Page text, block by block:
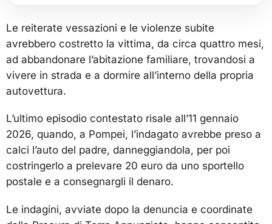
Le reiterate vessazioni e le violenze subite
avrebbero costretto la vittima, da circa quattro mesi,
ad abbandonare l’abitazione familiare, trovandosi a
vivere in strada e a dormire all’interno della propria
autovettura.
L’ultimo episodio contestato risale all’11 gennaio
2026, quando, a Pompei, l’indagato avrebbe preso a
calci l’auto del padre, danneggiandola, per poi
costringerlo a prelevare 20 euro da uno sportello
postale e a consegnargli il denaro.
Le indagini, avviate dopo la denuncia e coordinate